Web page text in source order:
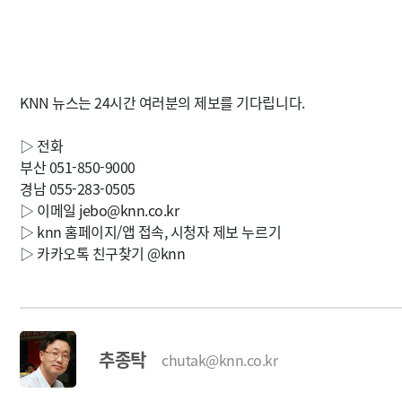
KNN 뉴스는 24시간 여러분의 제보를 기다립니다.
▷ 전화
부산 051-850-9000
경남 055-283-0505
▷ 이메일 jebo@knn.co.kr
▷ knn 홈페이지/앱 접속, 시청자 제보 누르기
▷ 카카오톡 친구찾기 @knn
추종탁 chutak@knn.co.kr